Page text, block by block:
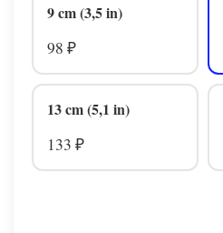
9 cm (3,5 in)
98 ₽
13 cm (5,1 in)
133 ₽